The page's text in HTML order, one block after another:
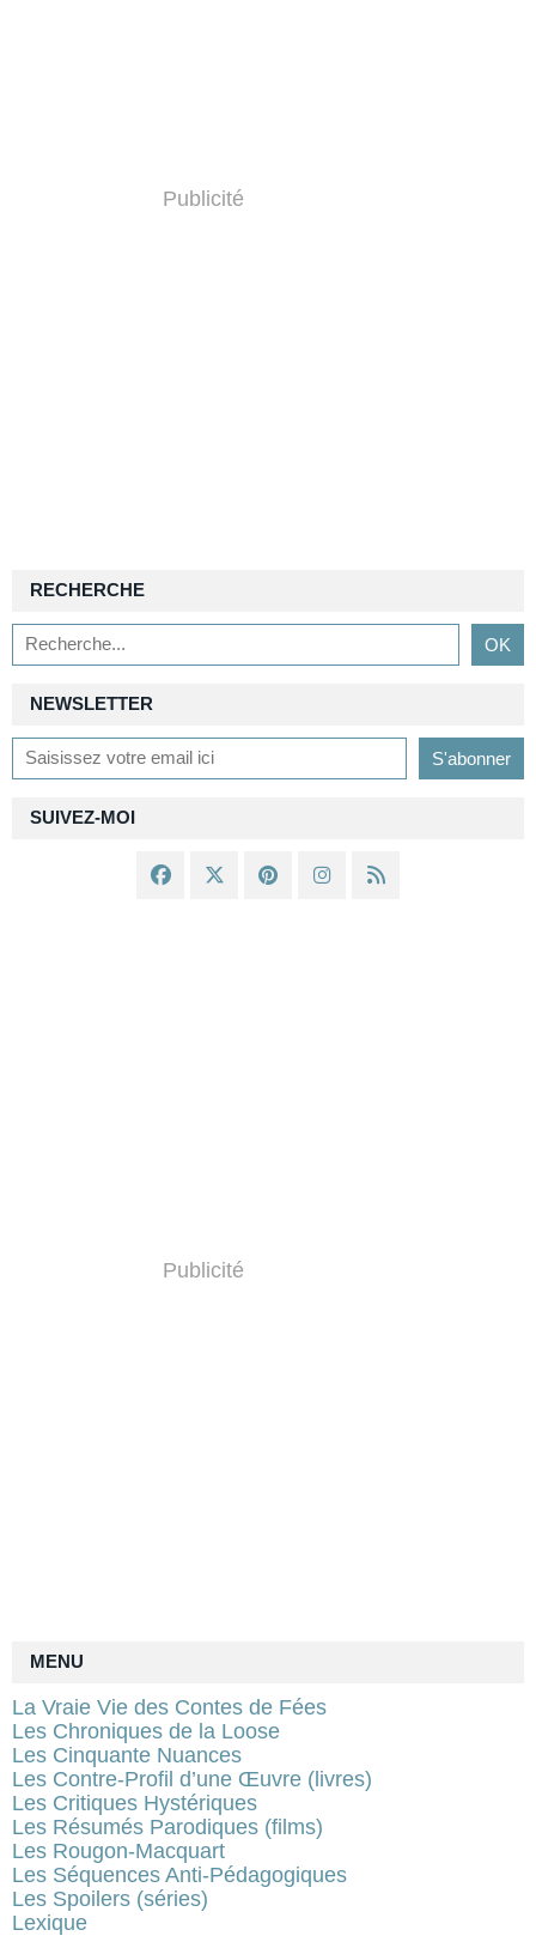
Publicité
NEWSLETTER
SUIVEZ-MOI
RECHERCHE
Publicité
MENU
La Vraie Vie des Contes de Fées
Les Chroniques de la Loose
Les Cinquante Nuances
Les Contre-Profil d’une Œuvre (livres)
Les Critiques Hystériques
Les Résumés Parodiques (films)
Les Rougon-Macquart
Les Séquences Anti-Pédagogiques
Les Spoilers (séries)
Lexique